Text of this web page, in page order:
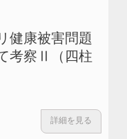
健康被害問題
考察Ⅱ（四柱
詳細を見る